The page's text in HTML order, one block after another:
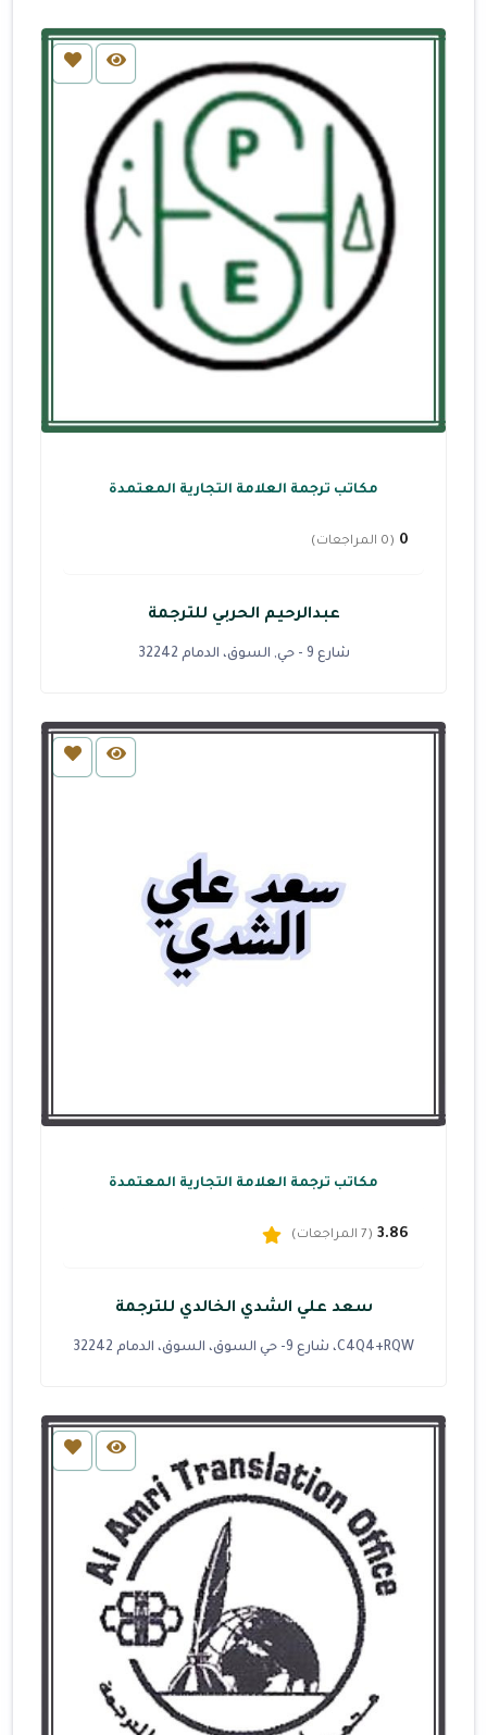
مكاتب ترجمة العلامة التجارية المعتمدة
0 (0 المراجعات)
عبدالرحيم الحربي للترجمة
شارع 9 - حي, السوق، الدمام 32242
مكاتب ترجمة العلامة التجارية المعتمدة
3.86 (7 المراجعات)
سعد علي الشدي الخالدي للترجمة
C4Q4+RQW، شارع 9- حي السوق، السوق، الدمام 32242